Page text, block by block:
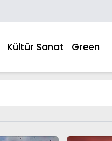
Kültür Sanat Green